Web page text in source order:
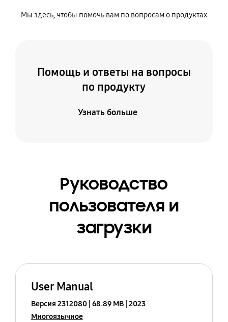
Мы здесь, чтобы помочь вам по вопросам о продуктах
Помощь и ответы на вопросы
по продукту
Узнать больше
Руководство
пользователя и
загрузки
User Manual
Версия 2312080 68.89 MB 2023
Многоязычное